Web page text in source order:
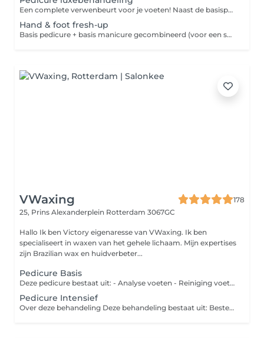
Een complete verwenbeurt voor je voeten! Naast de basispedicure geniet je van een luxe scrub, een voedend masker en een ontspannende voetmassage.
Hand & foot fresh-up
Basis pedicure + basis manicure gecombineerd (voor een snelle totale verzorging)
VWaxing
178
25, Prins Alexanderplein Rotterdam 3067GC
Hallo Ik ben Victory eigenaresse van VWaxing. Ik ben
specialiseert in waxen van het gehele lichaam. Mijn expertises
zijn Brazilian wax en huidverbeter...
Pedicure Basis
Deze pedicure bestaat uit: - Analyse voeten - Reiniging voeten - Knippen nagels - Verwijderen licht eelt - Reiniging nagelomgeving - Voetcrème - Hot Towel - Nagellak
Pedicure Intensief
Over deze behandeling Deze behandeling bestaat uit: Bestemd voor zware eelt en hielkloven - Voetanalyse - Reiniging - Eelt voorbehandelen - Nagels knippen - Nagels frezen - Reiniging nagelomgeving - Nagelriemen verzorgen - Nagelriemolie - Eelt verwijderen - Eelt frezen - Likdoorns verwijderen - Eventueel behandelen van een schimmelnagel - Eventueel behandelen van een ingroeiende nagel - Hot Towel - Voetcrème